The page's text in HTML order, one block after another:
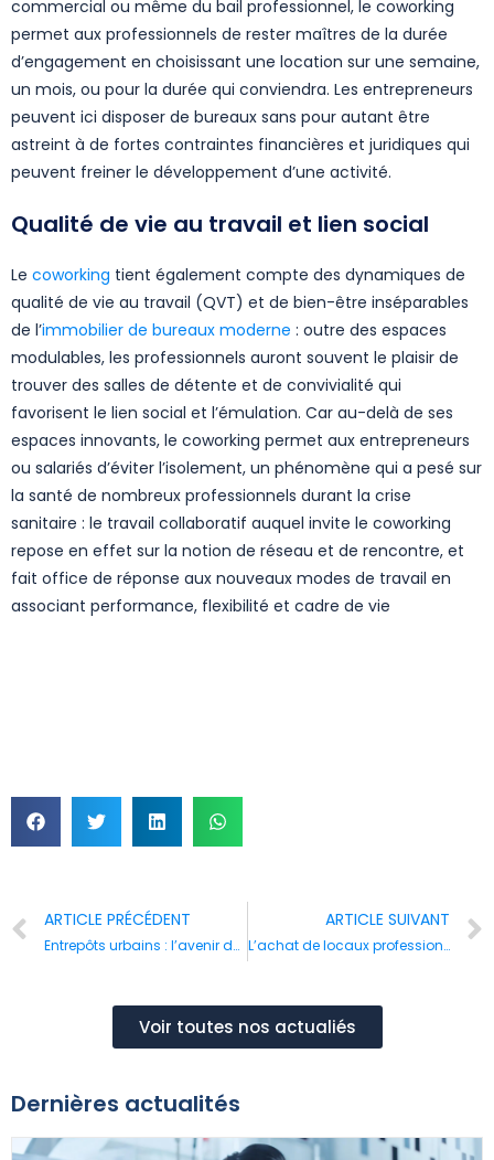
commercial ou même du bail professionnel, le coworking
permet aux professionnels de rester maîtres de la durée
d’engagement en choisissant une location sur une semaine,
un mois, ou pour la durée qui conviendra. Les entrepreneurs
peuvent ici disposer de bureaux sans pour autant être
astreint à de fortes contraintes financières et juridiques qui
peuvent freiner le développement d’une activité.
Qualité de vie au travail et lien social
Le coworking tient également compte des dynamiques de
qualité de vie au travail (QVT) et de bien-être inséparables
de l’immobilier de bureaux moderne : outre des espaces
modulables, les professionnels auront souvent le plaisir de
trouver des salles de détente et de convivialité qui
favorisent le lien social et l’émulation. Car au-delà de ses
espaces innovants, le coworking permet aux entrepreneurs
ou salariés d’éviter l’isolement, un phénomène qui a pesé sur
la santé de nombreux professionnels durant la crise
sanitaire : le travail collaboratif auquel invite le coworking
repose en effet sur la notion de réseau et de rencontre, et
fait office de réponse aux nouveaux modes de travail en
associant performance, flexibilité et cadre de vie
ARTICLE PRÉCÉDENT
Entrepôts urbains : l’avenir de l’immobilier logistique
ARTICLE SUIVANT
L’achat de locaux professionnels : le choix de la stabilité
Voir toutes nos actualiés
Dernières actualités